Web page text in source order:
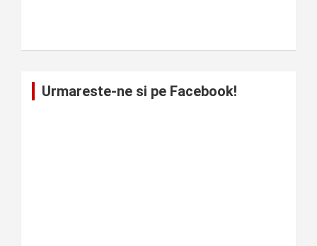
Urmareste-ne si pe Facebook!